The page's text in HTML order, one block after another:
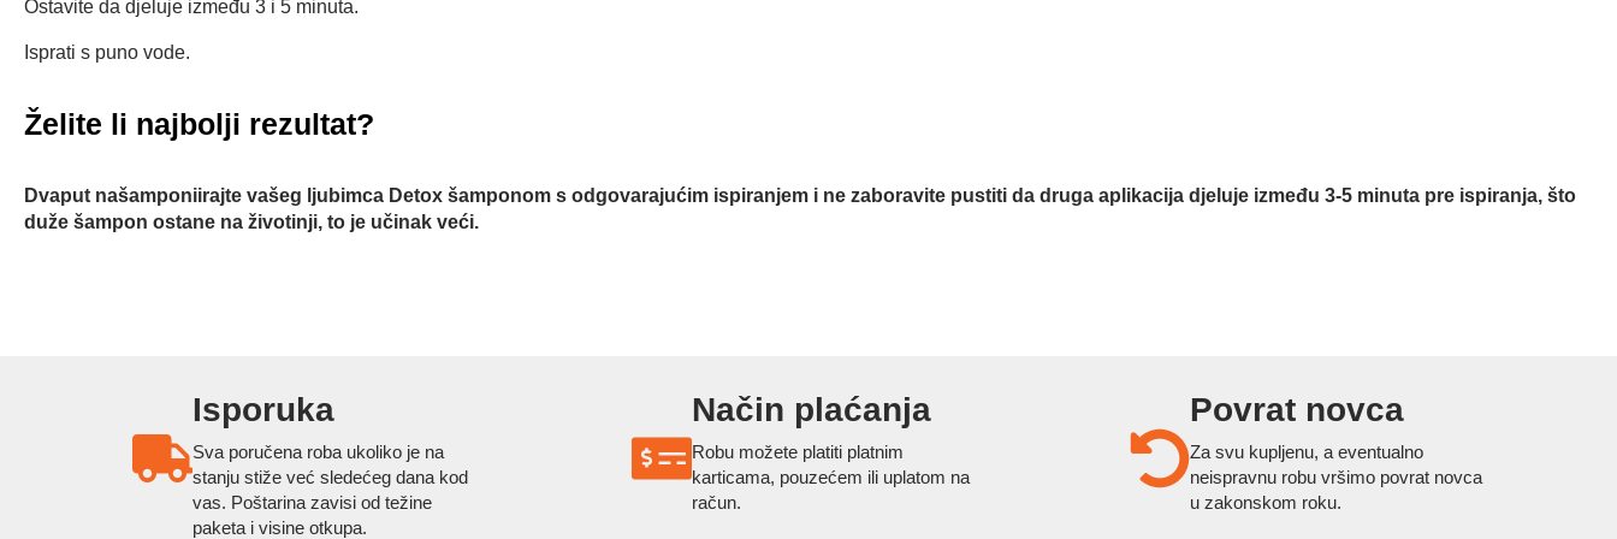
Ostavite da djeluje između 3 i 5 minuta.
Isprati s puno vode.
Želite li najbolji rezultat?
Dvaput našamponiirajte vašeg ljubimca Detox šamponom s odgovarajućim ispiranjem i ne zaboravite pustiti da druga aplikacija djeluje između 3-5 minuta pre ispiranja, što
duže šampon ostane na životinji, to je učinak veći.
Isporuka
Sva poručena roba ukoliko je na
stanju stiže već sledećeg dana kod
vas. Poštarina zavisi od težine
paketa i visine otkupa.
Način plaćanja
Robu možete platiti platnim
karticama, pouzećem ili uplatom na
račun.
Povrat novca
Za svu kupljenu, a eventualno
neispravnu robu vršimo povrat novca
u zakonskom roku.